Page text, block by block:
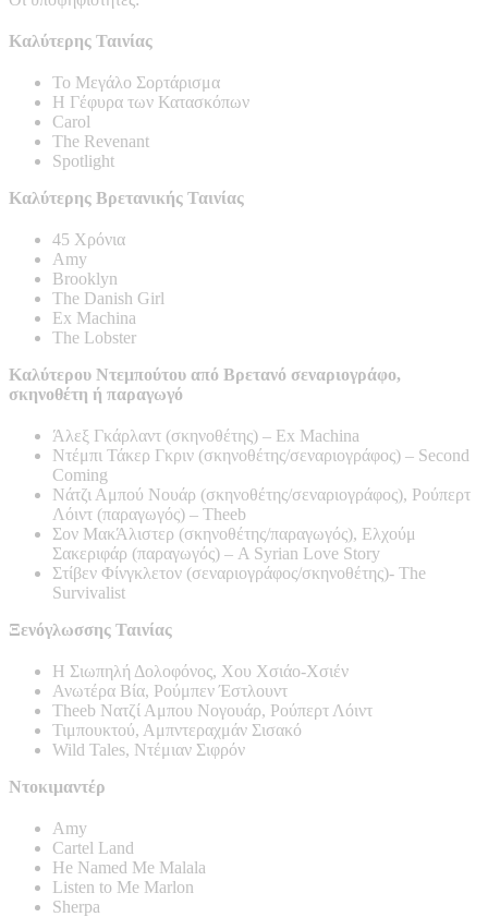
Καλύτερης Ταινίας
Το Μεγάλο Σορτάρισμα
Η Γέφυρα των Κατασκόπων
Carol
The Revenant
Spotlight
Καλύτερης Βρετανικής Ταινίας
45 Χρόνια
Amy
Brooklyn
The Danish Girl
Ex Machina
The Lobster
Καλύτερου Ντεμπούτου από Βρετανό σεναριογράφο,
σκηνοθέτη ή παραγωγό
Άλεξ Γκάρλαντ (σκηνοθέτης) – Ex Machina
Ντέμπι Τάκερ Γκριν (σκηνοθέτης/σεναριογράφος) – Second
Coming
Νάτζι Αμπού Νουάρ (σκηνοθέτης/σεναριογράφος), Ρούπερτ
Λόιντ (παραγωγός) – Theeb
Σον ΜακΆλιστερ (σκηνοθέτης/παραγωγός), Ελχούμ
Σακεριφάρ (παραγωγός) – A Syrian Love Story
Στίβεν Φίνγκλετον (σεναριογράφος/σκηνοθέτης)- The
Survivalist
Ξενόγλωσσης Ταινίας
Η Σιωπηλή Δολοφόνος, Χου Χσιάο-Χσιέν
Ανωτέρα Βία, Ρούμπεν Έστλουντ
Theeb Νατζί Αμπου Νογουάρ, Ρούπερτ Λόιντ
Τιμπουκτού, Αμπντεραχμάν Σισακό
Wild Tales, Ντέμιαν Σιφρόν
Ντοκιμαντέρ
Amy
Cartel Land
He Named Me Malala
Listen to Me Marlon
Sherpa